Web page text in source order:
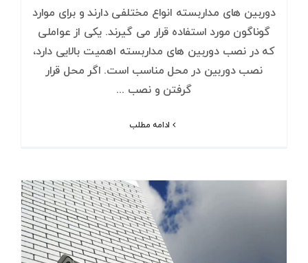
دوربین های مداربسته انواع مختلفی دارند و برای موارد
گوناگون مورد استفاده قرار می گیرند. یکی از عواملی
که در نصب دوربین های مداربسته اهمیت بالایی دارد،
نصب دوربین در محل مناسب است. اگر محل قرار
گرفتن و نصب ...
ادامه مطلب